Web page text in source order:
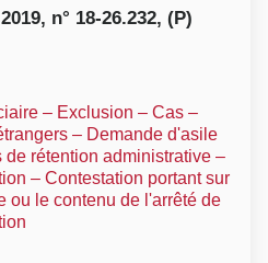
n° 18-26.232, (P)
– Exclusion – Cas –
– Demande d'asile
de rétention administrative –
– Contestation portant sur
ou le contenu de l'arrêté de